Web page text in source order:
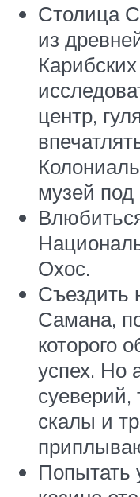
Столица
из
центр,
музей
Охос.
Съездить
Самана,
которого
успех. Но
суеверий,
скалы и
Попытать